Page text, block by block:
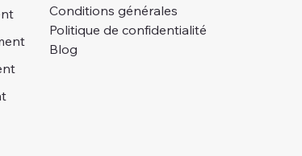
Conditions générales
Politique de confidentialité
Blog